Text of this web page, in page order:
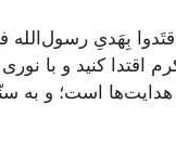
بِهَدیِ رسول‌الله
کنید و با
هدایت‌ها است؛ و